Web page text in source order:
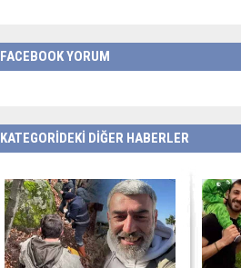
FACEBOOK YORUM
KATEGORİDEKİ DİĞER HABERLER